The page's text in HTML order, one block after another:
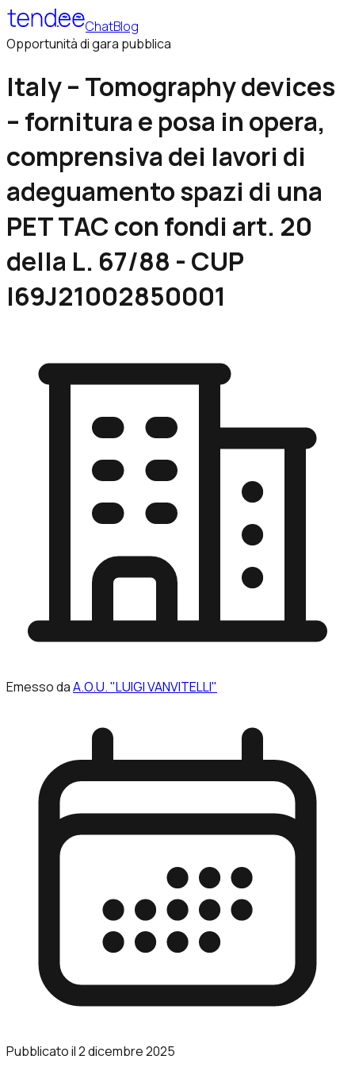
ChatBlog
Opportunità di gara pubblica
Italy – Tomography devices
– fornitura e posa in opera,
comprensiva dei lavori di
adeguamento spazi di una
PET TAC con fondi art. 20
della L. 67/88 - CUP
I69J21002850001
Emesso daA.O.U. "LUIGI VANVITELLI"
Pubblicato il2 dicembre 2025